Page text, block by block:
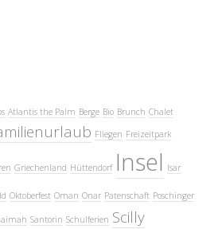
Atlantis the Palm Berge Bio Brunch Chalet
Fliegen Freizeitpark
Griechenland Hüttendorf Insel Isar
Oktoberfest Oman Onar Patenschaft Poschinger
Santorin Schulferien Scilly